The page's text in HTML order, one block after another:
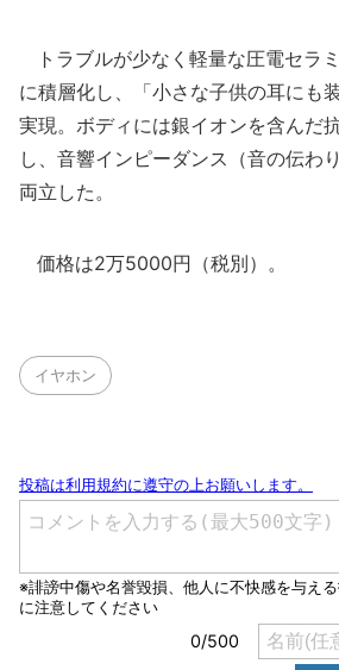
トラブルが少なく軽量な圧電セラ
に積層化し、「小さな子供の耳にも
実現。ボディには銀イオンを含んだ
し、音響インピーダンス（音の伝わ
両立した。
価格は2万5000円（税別）。
イヤホン